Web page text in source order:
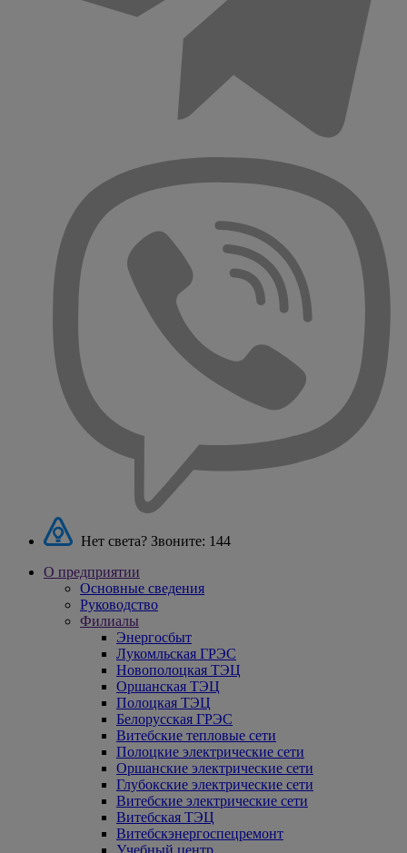
Нет света? Звоните: 144
О предприятии
Основные сведения
Руководство
Филиалы
Энергосбыт
Лукомльская ГРЭС
Новополоцкая ТЭЦ
Оршанская ТЭЦ
Полоцкая ТЭЦ
Белорусская ГРЭС
Витебские тепловые сети
Полоцкие электрические сети
Оршанские электрические сети
Глубокские электрические сети
Витебские электрические сети
Витебская ТЭЦ
Витебскэнергоспецремонт